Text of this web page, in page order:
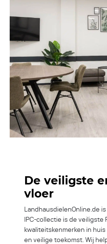
De veiligste
vloer
LandhausdielenOnline.de
IPC-collectie is de veiligste
kwaliteitskenmerken in
en veilige toekomst. Wij